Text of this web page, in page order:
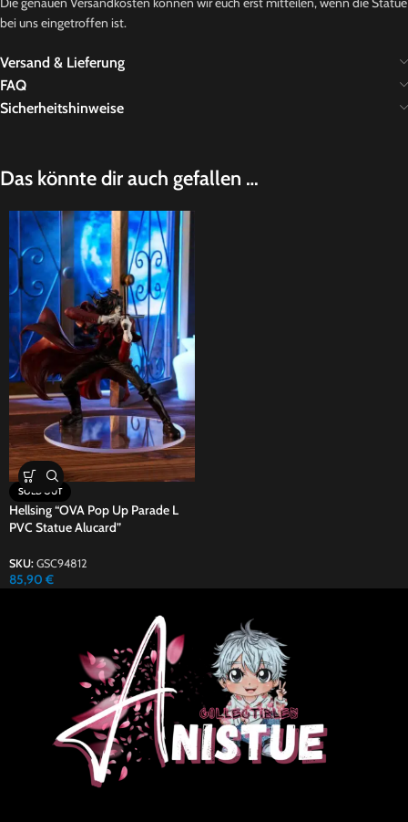
bei uns eingetroffen ist.
Versand & Lieferung
FAQ
Sicherheitshinweise
Das könnte dir auch gefallen …
SOLD OUT
Hellsing “OVA Pop Up Parade L
PVC Statue Alucard”
SKU: GSC94812
85,90 €